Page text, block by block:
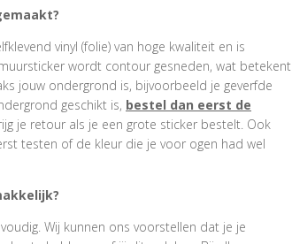
vinyl (folie) van hoge kwaliteit en is
wordt contour gesneden, wat betekent
jouw ondergrond is, bijvoorbeeld je geverfde
geschikt is, bestel dan eerst de
je retour als je een grote sticker bestelt. Ook
testen of de kleur die je voor ogen had wel
Wij kunnen ons voorstellen dat je je